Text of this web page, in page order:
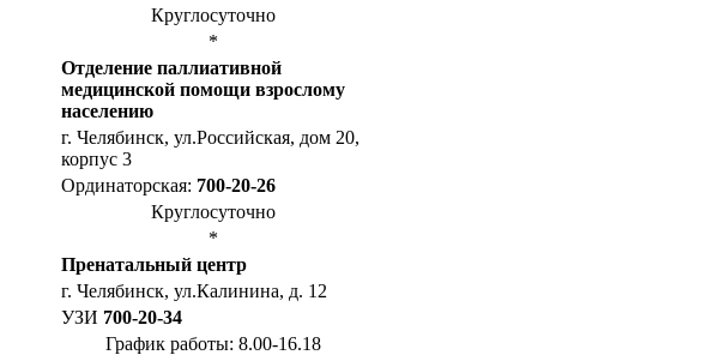
Круглосуточно
*
Отделение паллиативной
медицинской помощи взрослому
населению
г. Челябинск, ул.Российская, дом 20,
корпус 3
Ординаторская: 700-20-26
Круглосуточно
*
Пренатальный центр
г. Челябинск, ул.Калинина, д. 12
УЗИ 700-20-34
График работы: 8.00-16.18